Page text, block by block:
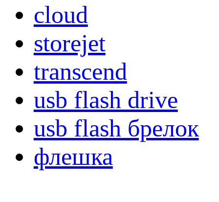
cloud
storejet
transcend
usb flash drive
usb flash брелок
флешка